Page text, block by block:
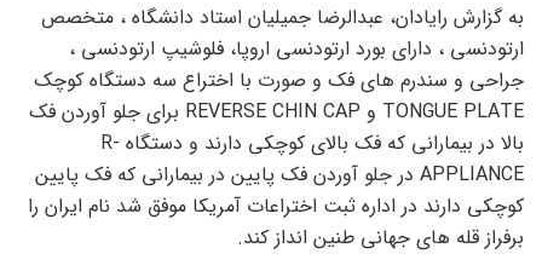
به گزارش رایادان، عبدالرضا جمیلیان استاد دانشگاه ، متخصص
ارتودنسی ، دارای بورد ارتودنسی اروپا، فلوشیپ ارتودنسی ،
جراحی و سندرم های فک و صورت با اختراع سه دستگاه کوچک
TONGUE PLATE و REVERSE CHIN CAP برای جلو آوردن فک
بالا در بیمارانی که فک بالای کوچکی دارند و دستگاه R-
APPLIANCE در جلو آوردن فک پایین در بیمارانی که فک پایین
کوچکی دارند در اداره ثبت اختراعات آمریکا موفق شد نام ایران را
برفراز قله های جهانی طنین انداز کند.